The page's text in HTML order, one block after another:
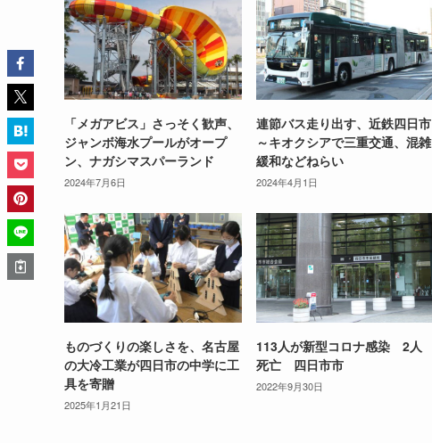
「メガアビス」さっそく歓声、
ジャンボ海水プールがオープ
ン、ナガシマスパーランド
2024年7月6日
連節バス走り出す、近鉄四日市
～キオクシアで三重交通、混雑
緩和などねらい
2024年4月1日
ものづくりの楽しさを、名古屋
の大冷工業が四日市の中学に工
具を寄贈
2025年1月21日
113人が新型コロナ感染 2人
死亡 四日市市
2022年9月30日